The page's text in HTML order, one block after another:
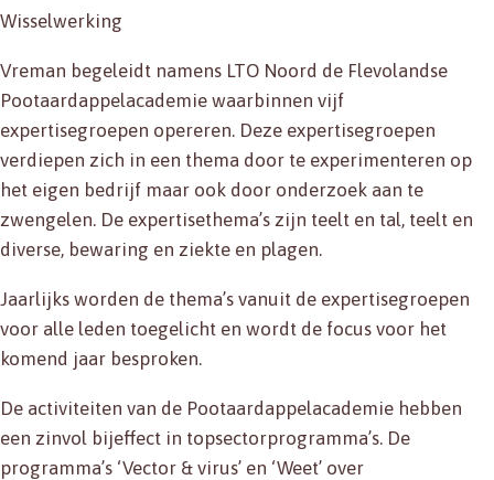
Wisselwerking
Vreman begeleidt namens LTO Noord de Flevolandse
Pootaardappelacademie waarbinnen vijf
expertisegroepen opereren. Deze expertisegroepen
verdiepen zich in een thema door te experimenteren op
het eigen bedrijf maar ook door onderzoek aan te
zwengelen. De expertisethema’s zijn teelt en tal, teelt en
diverse, bewaring en ziekte en plagen.
Jaarlijks worden de thema’s vanuit de expertisegroepen
voor alle leden toegelicht en wordt de focus voor het
komend jaar besproken.
De activiteiten van de Pootaardappelacademie hebben
een zinvol bijeffect in topsectorprogramma’s. De
programma’s ‘Vector & virus’ en ‘Weet’ over